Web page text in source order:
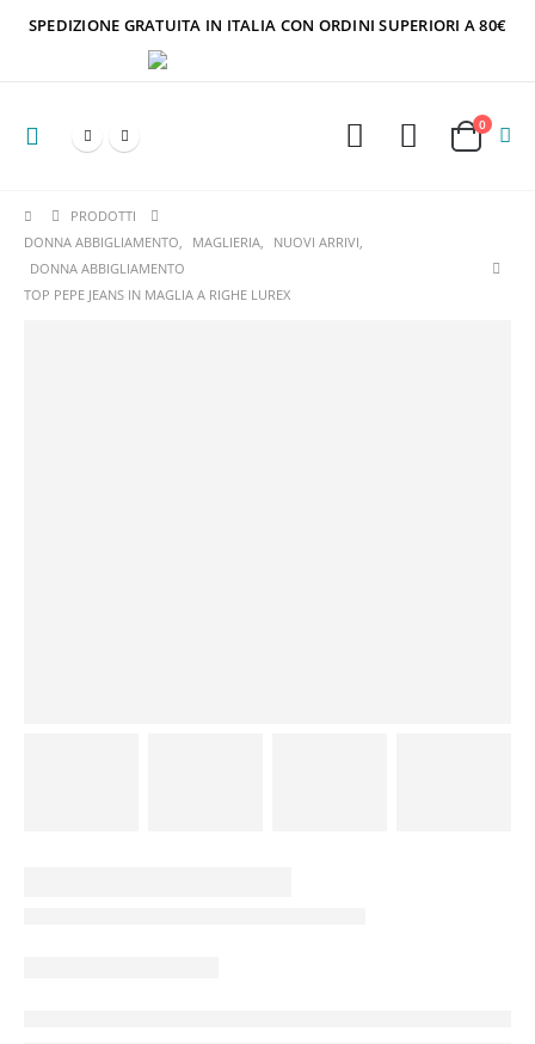
SPEDIZIONE GRATUITA IN ITALIA CON ORDINI SUPERIORI A 80€
0
PRODOTTI
DONNA ABBIGLIAMENTO, MAGLIERIA, NUOVI ARRIVI,
DONNA ABBIGLIAMENTO
TOP PEPE JEANS IN MAGLIA A RIGHE LUREX